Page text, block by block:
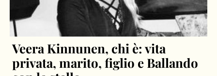
Veera Kinnunen, chi è: vita
privata, marito, figlio e Ballando